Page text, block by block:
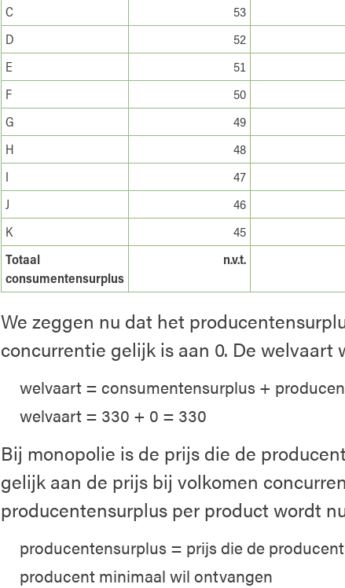
C
53
D
52
E
51
F
50
G
49
H
48
I
47
J
46
K
45
Totaal
consumentensurplus
n.v.t.
We zeggen nu dat het
concurrentie gelijk is aan 0. De welvaart
welvaart = consumentensurplus +
welvaart = 330 + 0 = 330
Bij monopolie is de prijs die de
gelijk aan de prijs bij volkomen
producentensurplus per product wordt
producentensurplus = prijs die de
producent minimaal wil ontvangen